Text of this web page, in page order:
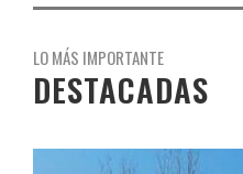
LO MÁS IMPORTANTE
DESTACADAS